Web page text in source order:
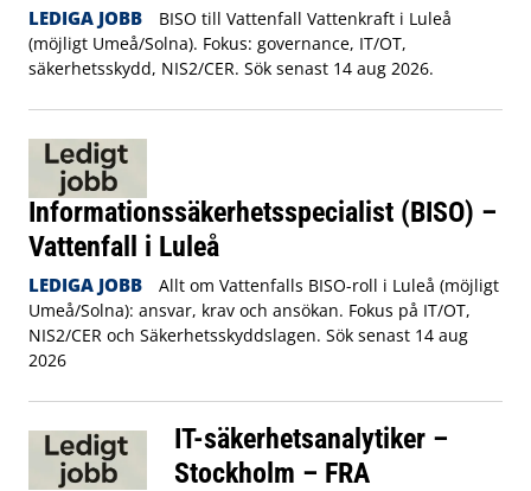
LEDIGA JOBB
BISO till Vattenfall Vattenkraft i Luleå
(möjligt Umeå/Solna). Fokus: governance, IT/OT,
säkerhetsskydd, NIS2/CER. Sök senast 14 aug 2026.
Informationssäkerhetsspecialist (BISO) –
Vattenfall i Luleå
LEDIGA JOBB
Allt om Vattenfalls BISO-roll i Luleå (möjligt
Umeå/Solna): ansvar, krav och ansökan. Fokus på IT/OT,
NIS2/CER och Säkerhetsskyddslagen. Sök senast 14 aug
2026
IT-säkerhetsanalytiker –
Stockholm – FRA